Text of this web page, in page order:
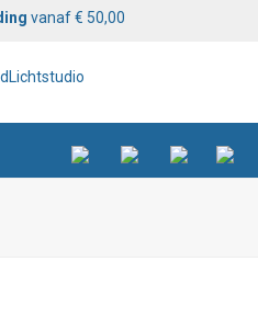
vanaf € 50,00